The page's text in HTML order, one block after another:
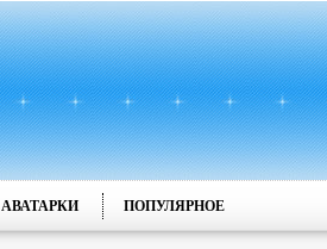
АВАТАРКИ ПОПУЛЯРНОЕ